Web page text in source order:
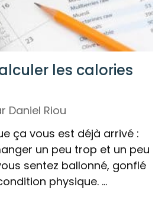
les calories
Daniel Riou
ça vous est déjà arrivé :
un peu trop et un peu
sentez ballonné, gonflé
physique. …